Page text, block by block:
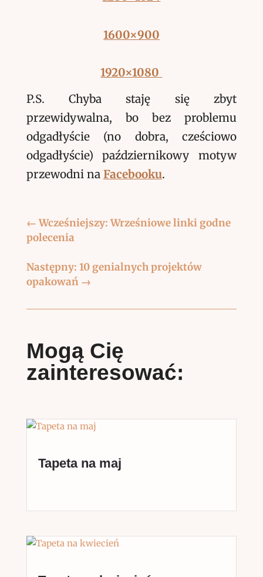
1600×900
1920×1080
P.S. Chyba staję się zbyt
przewidywalna, bo bez problemu
odgadłyście (no dobra, cześciowo
odgadłyście) październikowy motyw
przewodni na Facebooku.
←Wcześniejszy: Wrześniowe linki godne
polecenia
Następny: 10 genialnych projektów
opakowań→
Mogą Cię
zainteresować:
Tapeta na maj